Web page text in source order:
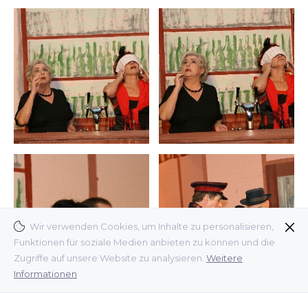
Wir verwenden Cookies, um Inhalte zu personalisieren,
Funktionen für soziale Medien anbieten zu können und die
Zugriffe auf unsere Website zu analysieren. Weitere
Informationen